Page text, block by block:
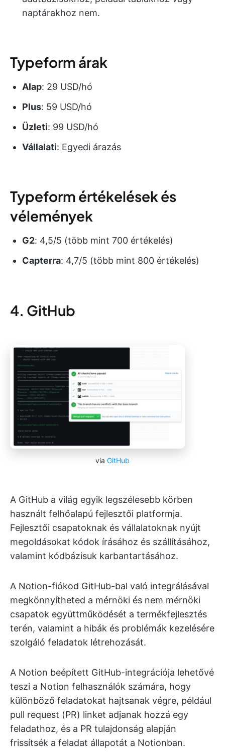
naptárakhoz nem.
Typeform árak
Alap: 29 USD/hó
Plus: 59 USD/hó
Üzleti: 99 USD/hó
Vállalati: Egyedi árazás
Typeform értékelések és
vélemények
G2: 4,5/5 (több mint 700 értékelés)
Capterra: 4,7/5 (több mint 800 értékelés)
4. GitHub
via GitHub
A GitHub a világ egyik legszélesebb körben
használt felhőalapú fejlesztői platformja.
Fejlesztői csapatoknak és vállalatoknak nyújt
megoldásokat kódok írásához és szállításához,
valamint kódbázisuk karbantartásához.
A Notion-fiókod GitHub-bal való integrálásával
megkönnyítheted a mérnöki és nem mérnöki
csapatok együttműködését a termékfejlesztés
terén, valamint a hibák és problémák kezelésére
szolgáló feladatok létrehozását.
A Notion beépített GitHub-integrációja lehetővé
teszi a Notion felhasználók számára, hogy
különböző feladatokat hajtsanak végre, például
pull request (PR) linket adjanak hozzá egy
feladathoz, és a PR tulajdonság alapján
frissítsék a feladat állapotát a Notionban.